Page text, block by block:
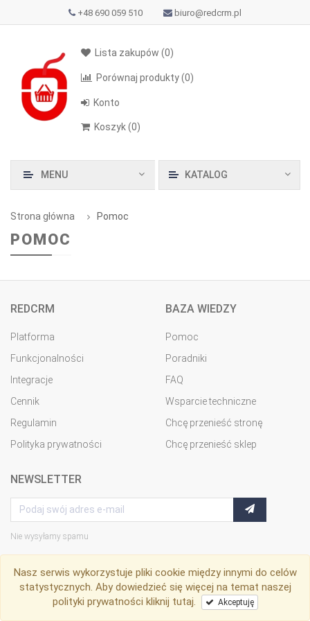
+48 690 059 510 biuro@redcrm.pl
Lista zakupów (0)
Porównaj produkty(0)
Konto
Koszyk(0)
KATALOG
MENU
Strona główna Pomoc
POMOC
REDCRM
Platforma
Funkcjonalności
Integracje
Cennik
Regulamin
Polityka prywatności
BAZA WIEDZY
Pomoc
Poradniki
FAQ
Wsparcie techniczne
Chcę przenieść stronę
Chcę przenieść sklep
NEWSLETTER
Nie wysyłamy spamu
RedCRM© Copyright 2009-2026
Nasz serwis wykorzystuje pliki cookie między innymi do celów
statystycznych. Aby dowiedzieć się więcej na temat naszej
polityki prywatności kliknij tutaj. Akceptuję